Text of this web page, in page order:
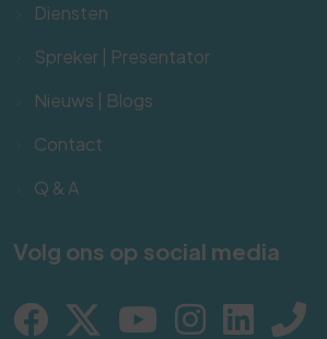
Diensten
Spreker | Presentator
Nieuws | Blogs
Contact
Q & A
Volg ons op social media